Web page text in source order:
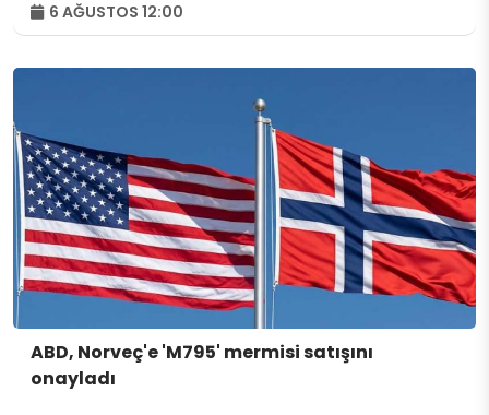
6 AĞUSTOS 12:00
ABD, Norveç'e 'M795' mermisi satışını
onayladı